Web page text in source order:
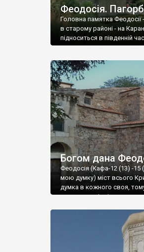
Феодосія.
Головна памятка Феодосії
в старому районі - на
підноситься в південній
Богом дана
Феодосія (Кафа-12 (13) -15
мою думку) міст всього
думка в кожного своя,
запрошую відвідати це